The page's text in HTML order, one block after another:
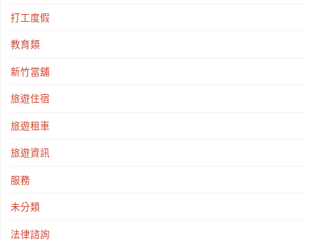
打工度假
教育類
新竹當舖
旅遊住宿
旅遊租車
旅遊資訊
服務
未分類
法律諮詢